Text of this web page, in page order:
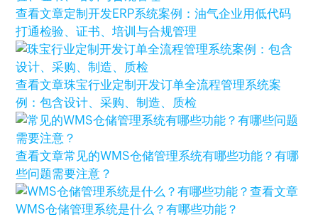
查看文章定制开发ERP系统案例：油气企业用低代码
打通检验、证书、培训与合规管理
查看文章珠宝行业定制开发订单全流程管理系统案
例：包含设计、采购、制造、质检
查看文章常见的WMS仓储管理系统有哪些功能？有哪
些问题需要注意？
查看文章
WMS仓储管理系统是什么？有哪些功能？